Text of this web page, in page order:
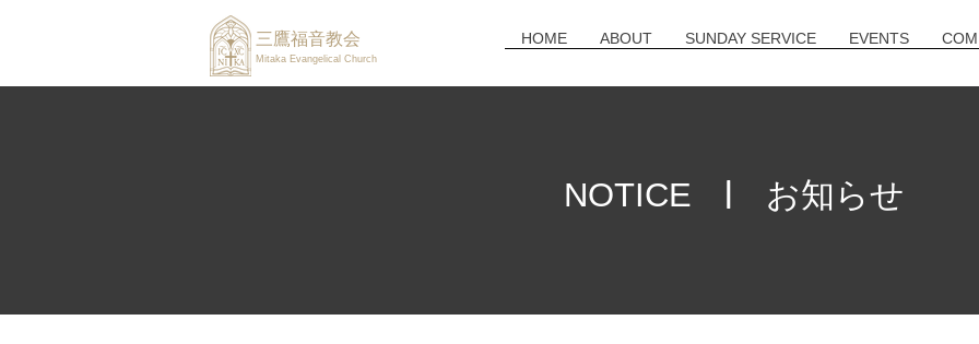
HOME ABOUT SUNDAY SERVICE EVENTS
Mitaka Evangelical Church
三鷹福音教会
NOTICE | お知らせ